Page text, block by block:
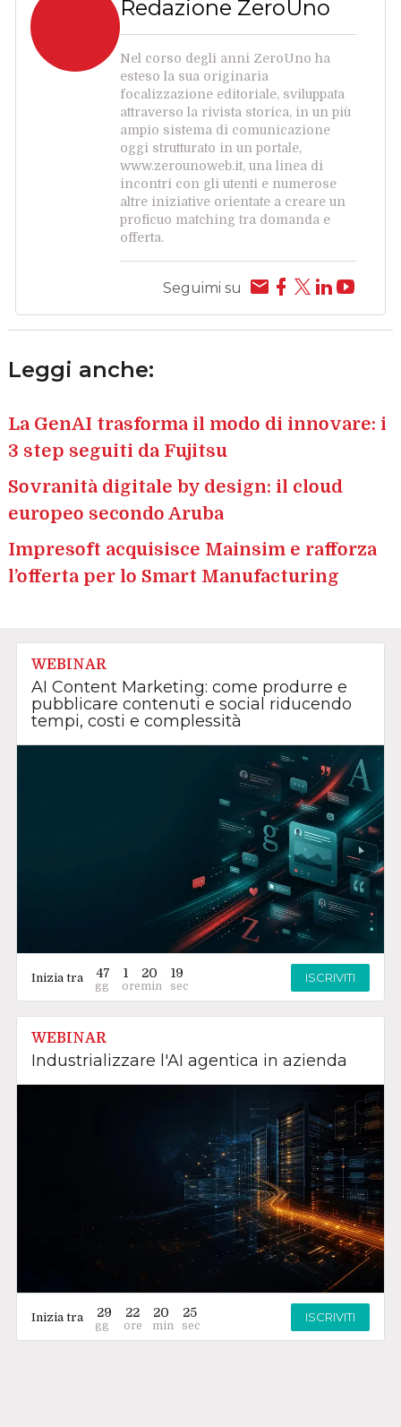
Redazione ZeroUno
Nel corso degli anni ZeroUno ha
esteso la sua originaria
focalizzazione editoriale, sviluppata
attraverso la rivista storica, in un più
ampio sistema di comunicazione
oggi strutturato in un portale,
www.zerounoweb.it, una linea di
incontri con gli utenti e numerose
altre iniziative orientate a creare un
proficuo matching tra domanda e
offerta.
Seguimi su
Leggi anche:
La GenAI trasforma il modo di innovare: i
3 step seguiti da Fujitsu
Sovranità digitale by design: il cloud
europeo secondo Aruba
Impresoft acquisisce Mainsim e rafforza
l’offerta per lo Smart Manufacturing
WEBINAR
AI Content Marketing: come produrre e
pubblicare contenuti e social riducendo
tempi, costi e complessità
Inizia tra 47 1 20 18 ISCRIVITI
WEBINAR
Industrializzare l'AI agentica in azienda
Inizia tra 29 22 20 25 ISCRIVITI